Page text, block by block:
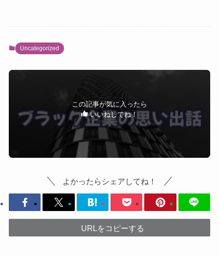
Uncategorized
この記事が気に入ったら
いいねしてね！
よかったらシェアしてね！
URLをコピーする